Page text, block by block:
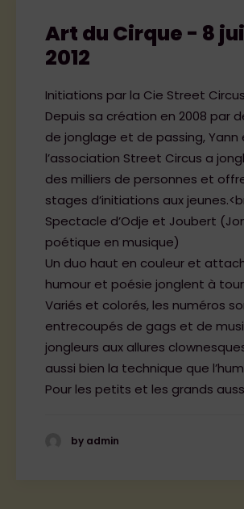
Art du Cirque - 8
2012
Initiations par la Cie Street Circus
Depuis sa création en 2008 par
de jonglage et de passing, Yann
l’association Street Circus a
des milliers de personnes et
stages d’initiations aux
Spectacle d’Odje et Joubert
poétique en musique)
Un duo haut en couleur et
humour et poésie jonglent à
Variés et colorés, les numéros
entrecoupés de gags et de
jongleurs aux allures
aussi bien la technique que
Pour les petits et les grands
by admin